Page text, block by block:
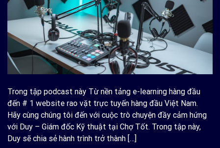
Trong tập podcast này Từ nền tảng e-learning hàng đầu
đến # 1 website rao vặt trực tuyến hàng đầu Việt Nam.
Hãy cùng chúng tôi đến với cuộc trò chuyện đầy cảm hứng
với Duy – Giám đốc Kỹ thuật tại Chợ Tốt. Trong tập này,
Duy sẽ chia sẻ hành trình trở thành […]